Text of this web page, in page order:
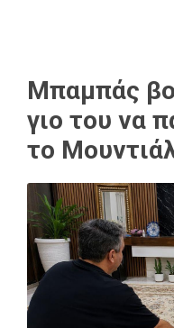
Μπαμπάς
γιο του να
το